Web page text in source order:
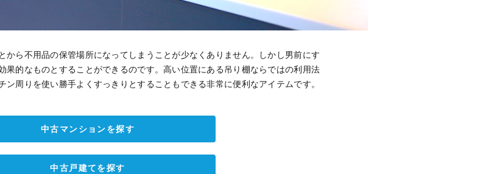
から不用品の保管場所になってしまうことが少なくありません。しかし男前にす
果的なものとすることができるのです。高い位置にある吊り棚ならではの利用法
ン周りを使い勝手よくすっきりとすることもできる非常に便利なアイテムです。
中古マンションを探す
中古戸建てを探す